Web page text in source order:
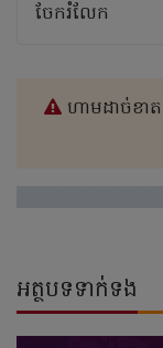
ចែករំលែក
ហាមដាច់ខា
អត្ថបទទាក់ទង